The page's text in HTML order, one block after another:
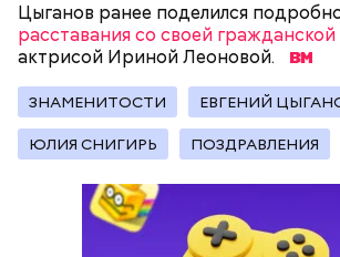
Цыганов ранее поделился
расставания со своей
актрисой Ириной Леоновой.
ЗНАМЕНИТОСТИ ЕВГЕНИЙ
ЮЛИЯ СНИГИРЬ ПОЗДРАВЛЕНИЯ
Международный день
шутливый праздник, призванный
гармония в отношениях важнее
главенства в паре. Потому в этот
обмениваются своими ролям, и
женщина — «мужскую» (чинит
гвозди и так далее).
с сахарным диабетом;